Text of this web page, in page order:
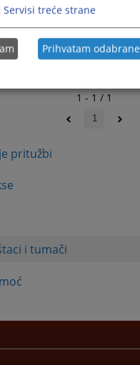
pritužbi
i tumači
1 - 1 / 1
1
Servisi treće strane
Prihvatam odabrane